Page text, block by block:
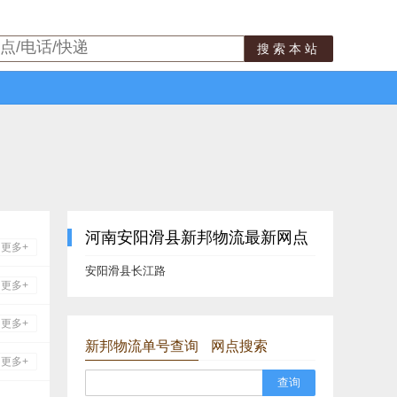
搜索本站
更多+
更多+
更多+
更多+
河南安阳滑县新邦物流最新网点
安阳滑县长江路
新邦物流单号查询 网点搜索
查询